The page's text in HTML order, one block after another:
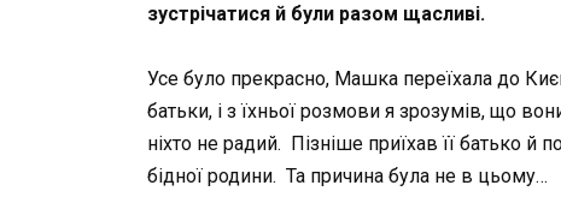
зустрічатися й були разом щасливі.
Усе було прекрасно, Машка переїхала до
батьки, і з їхньої розмови я зрозумів, що
ніхто не радий. Пізніше приїхав її батько
бідної родини. Та причина була не в цьому…